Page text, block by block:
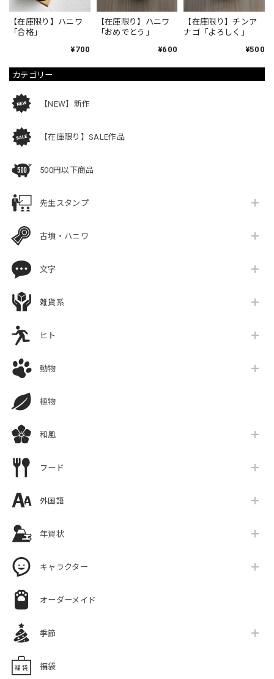
カテゴリー
【NEW】新作
【在庫限り】SALE作品
500円以下商品
先生スタンプ
古墳・ハニワ
文字
雑貨系
ヒト
動物
植物
和風
フード
外国語
年賀状
キャラクター
オーダーメイド
季節
福袋
【在庫限り】ハニワ
「合格」
¥700
【在庫限り】ハニワ
「おめでとう」
¥600
【在庫限り】チンア
ナゴ「よろしく」
¥500